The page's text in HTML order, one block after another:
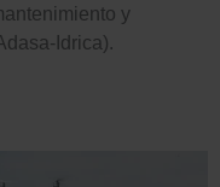
y
Idrica).